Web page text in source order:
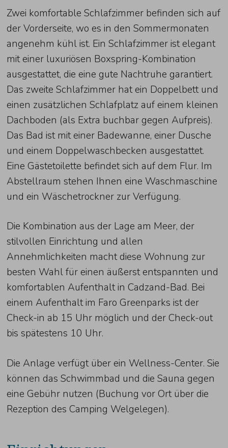
Zwei komfortable Schlafzimmer befinden sich auf
der Vorderseite, wo es in den Sommermonaten
angenehm kühl ist. Ein Schlafzimmer ist elegant
mit einer luxuriösen Boxspring-Kombination
ausgestattet, die eine gute Nachtruhe garantiert.
Das zweite Schlafzimmer hat ein Doppelbett und
einen zusätzlichen Schlafplatz auf einem kleinen
Dachboden (als Extra buchbar gegen Aufpreis).
Das Bad ist mit einer Badewanne, einer Dusche
und einem Doppelwaschbecken ausgestattet.
Eine Gästetoilette befindet sich auf dem Flur. Im
Abstellraum stehen Ihnen eine Waschmaschine
und ein Wäschetrockner zur Verfügung.
Die Kombination aus der Lage am Meer, der
stilvollen Einrichtung und allen
Annehmlichkeiten macht diese Wohnung zur
besten Wahl für einen äußerst entspannten und
komfortablen Aufenthalt in Cadzand-Bad. Bei
einem Aufenthalt im Faro Greenparks ist der
Check-in ab 15 Uhr möglich und der Check-out
bis spätestens 10 Uhr.
Die Anlage verfügt über ein Wellness-Center. Sie
können das Schwimmbad und die Sauna gegen
eine Gebühr nutzen (Buchung vor Ort über die
Rezeption des Camping Welgelegen).